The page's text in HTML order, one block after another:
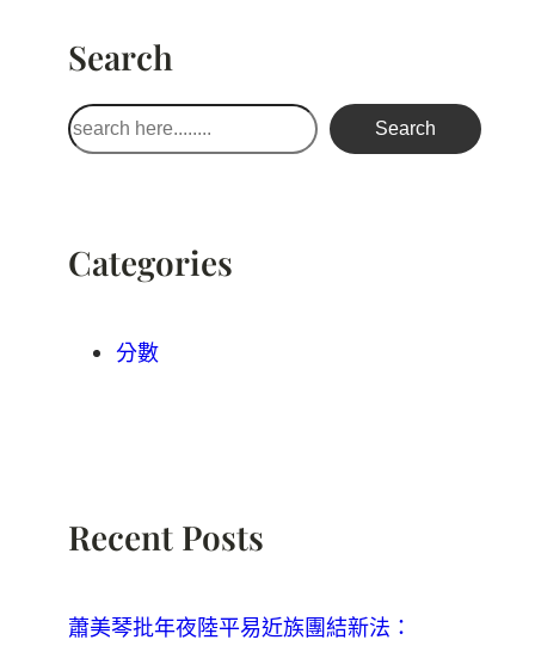
Search
搜
尋
Search
Categories
分數
Recent Posts
蕭美琴批年夜陸平易近族團結新法：